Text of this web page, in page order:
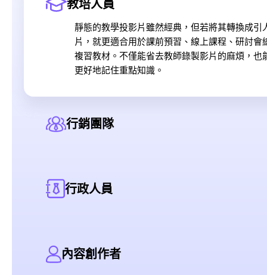
教培人員
靜態的教學投影片雖然經典，但若將其轉換成引
片，就更適合用於課前預習、線上課程、研討會
複習教材。不僅能省去教師錄製影片的麻煩，也
更好地記住重點知識。
行銷團隊
行政人員
內容創作者